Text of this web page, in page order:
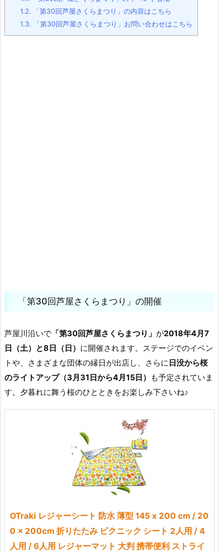
1.2. 「第30回芦屋さくらまつり」の内容はこちら
1.3. 「第30回芦屋さくらまつり」お問い合わせはこちら
「第30回芦屋さくらまつり」の開催
芦屋川沿いで「第30回芦屋さくらまつり」 が2018年4月7
日（土）と8日（日） に開催されます。ステージでのイベン
トや、さまざまな団体の縁日が出店し、さらに 日没から桜
のライトアップ（3月31日から4月15日） も予定されていま
す。夕暮れに舞う桜のひとときをお楽しみ下さいね♪
OTraki レジャーシート 防水 薄型 145 x 200 cm / 20
0 x 200cm 折りたたみ ピクニック シート 2人用 / 4
人用 / 6人用 レジャーマット 大判 携帯便利 ストライ